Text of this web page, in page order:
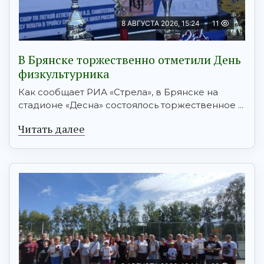
8 АВГУСТА 2026, 15:24 11
В Брянске торжественно отметили День
физкультурника
Как сообщает РИА «Стрела», в Брянске на
стадионе «Десна» состоялось торжественное ...
Читать далее